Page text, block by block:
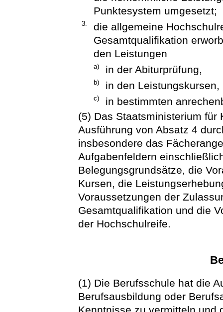
Punktesystem umgesetzt;
3.
die allgemeine
Gesamtqualifikation
den Leistungen
a) in der Abiturprüfung,
b) in den Leistungskursen,
c)
in bestimmten
(5) Das Staatsministerium für
Ausführung von Absatz 4
insbesondere das
Aufgabenfeldern
Belegungsgrundsätze, die
Kursen, die
Voraussetzungen der
Gesamtqualifikation und die
der Hochschulreife.
(1) Die Berufsschule hat die
Berufsausbildung oder